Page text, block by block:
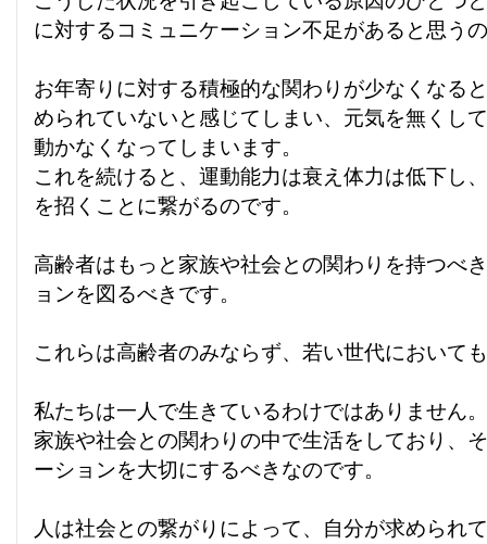
に対するコミュニケーション不足があると思う
お年寄りに対する積極的な関わりが少なくなる
められていないと感じてしまい、元気を無くし
動かなくなってしまいます。
これを続けると、運動能力は衰え体力は低下し
を招くことに繋がるのです。
高齢者はもっと家族や社会との関わりを持つべ
ョンを図るべきです。
これらは高齢者のみならず、若い世代において
私たちは一人で生きているわけではありません。
家族や社会との関わりの中で生活をしており、
ーションを大切にするべきなのです。
人は社会との繋がりによって、自分が求められ